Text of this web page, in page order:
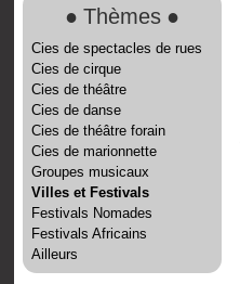
● Thèmes ●
Cies de spectacles de rues
Cies de cirque
Cies de théâtre
Cies de danse
Cies de théâtre forain
Cies de marionnette
Groupes musicaux
Villes et Festivals
Festivals Nomades
Festivals Africains
Ailleurs